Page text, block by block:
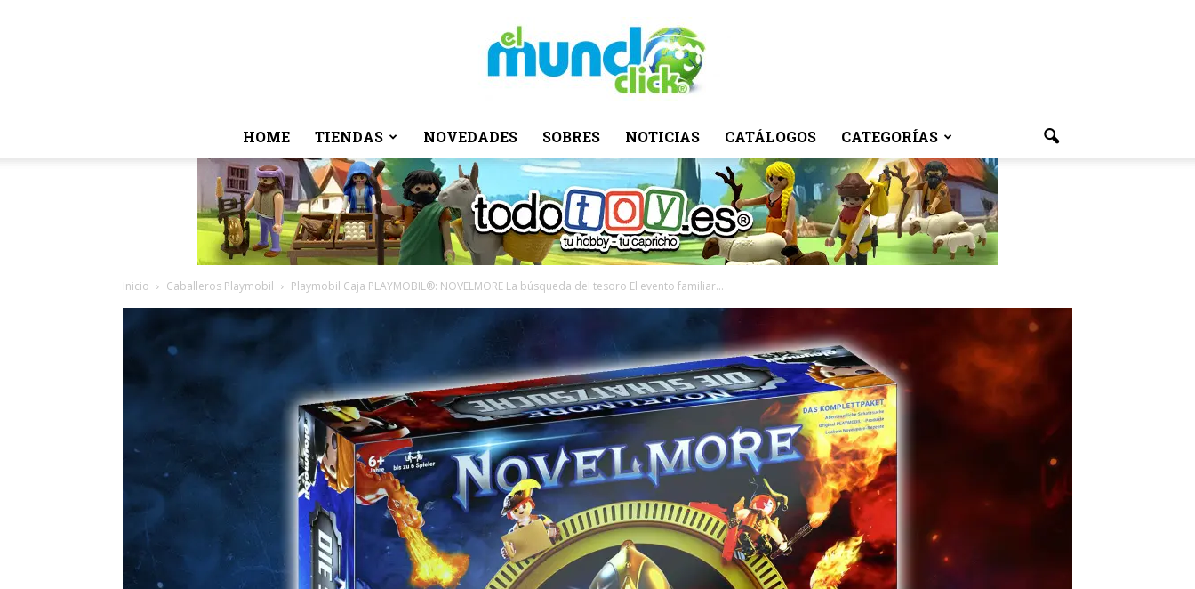
El
Click
HOME TIENDAS NOVEDADES SOBRES NOTICIAS CATÁLOGOS CATEGORÍAS
Inicio Caballeros Playmobil Playmobil Caja PLAYMOBIL®: NOVELMORE La búsqueda del tesoro El evento familiar...